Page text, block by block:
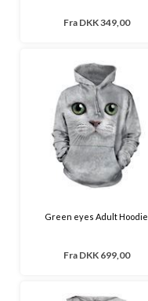
Fra DKK 349,00
Green eyes Adult Hoodie
Fra DKK 699,00